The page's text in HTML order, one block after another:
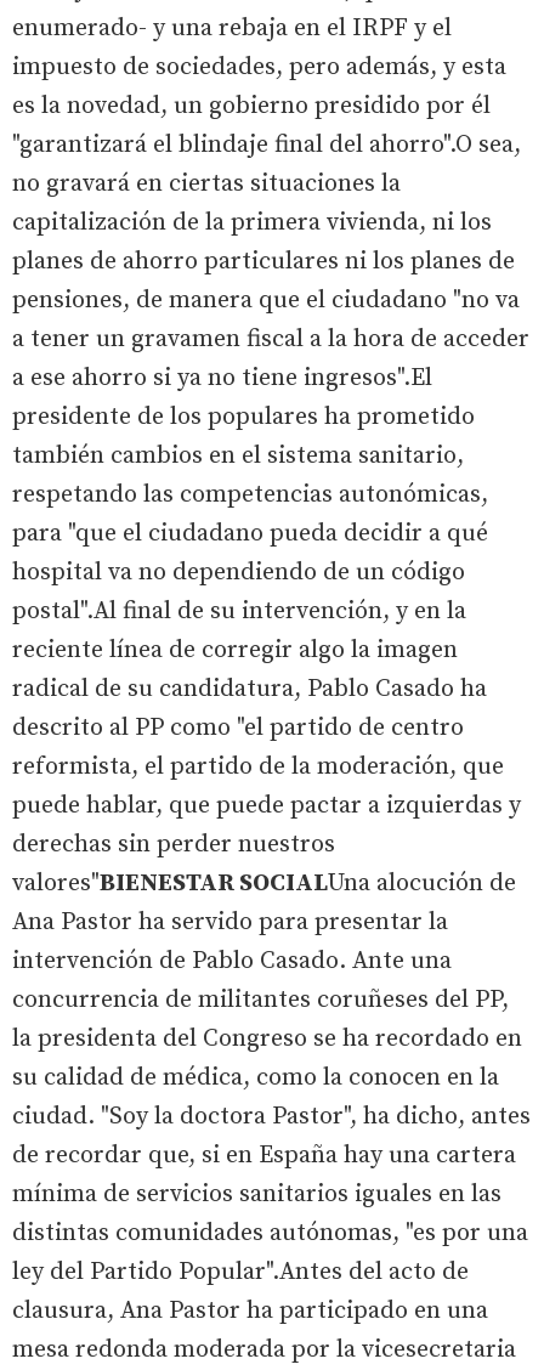
enumerado- y una rebaja en el IRPF y el
impuesto de sociedades, pero además, y esta
es la novedad, un gobierno presidido por él
"garantizará el blindaje final del ahorro".O sea,
no gravará en ciertas situaciones la
capitalización de la primera vivienda, ni los
planes de ahorro particulares ni los planes de
pensiones, de manera que el ciudadano "no va
a tener un gravamen fiscal a la hora de acceder
a ese ahorro si ya no tiene ingresos".El
presidente de los populares ha prometido
también cambios en el sistema sanitario,
respetando las competencias autonómicas,
para "que el ciudadano pueda decidir a qué
hospital va no dependiendo de un código
postal".Al final de su intervención, y en la
reciente línea de corregir algo la imagen
radical de su candidatura, Pablo Casado ha
descrito al PP como "el partido de centro
reformista, el partido de la moderación, que
puede hablar, que puede pactar a izquierdas y
derechas sin perder nuestros
valores"BIENESTAR SOCIALUna alocución de
Ana Pastor ha servido para presentar la
intervención de Pablo Casado. Ante una
concurrencia de militantes coruñeses del PP,
la presidenta del Congreso se ha recordado en
su calidad de médica, como la conocen en la
ciudad. "Soy la doctora Pastor", ha dicho, antes
de recordar que, si en España hay una cartera
mínima de servicios sanitarios iguales en las
distintas comunidades autónomas, "es por una
ley del Partido Popular".Antes del acto de
clausura, Ana Pastor ha participado en una
mesa redonda moderada por la vicesecretaria